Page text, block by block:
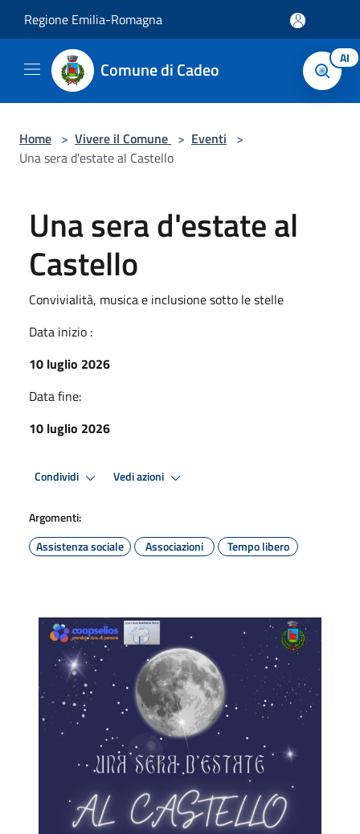
Regione Emilia-Romagna
Comune di Cadeo AI
Home > Vivere il Comune > Eventi >
Una sera d'estate al Castello
Una sera d'estate al
Castello
Convivialità, musica e inclusione sotto le stelle
Data inizio :
10 luglio 2026
Data fine:
10 luglio 2026
Condividi Vedi azioni
Argomenti:
Assistenza sociale
Associazioni Tempo libero